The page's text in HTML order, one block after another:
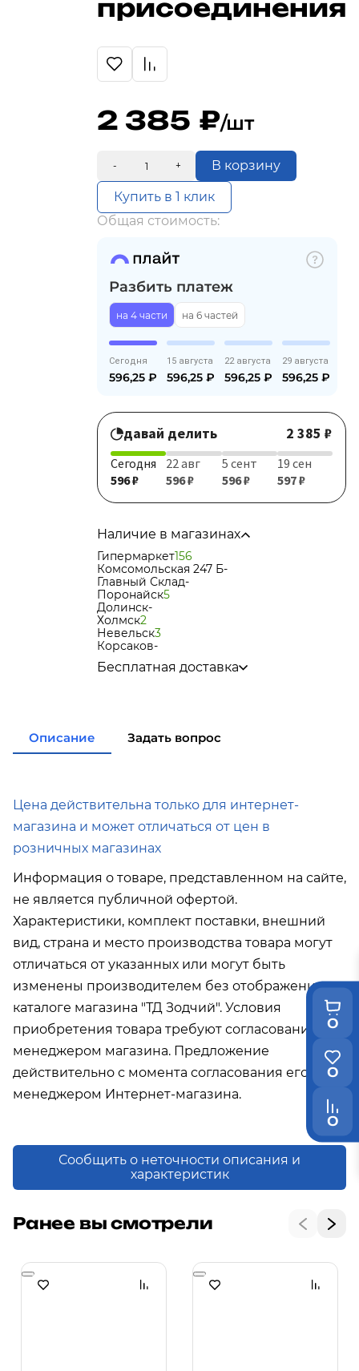
0
0
0
присоединения
2 385 /шт
- + В корзину
Купить в 1 клик
Общая стоимость:
Разбить платеж
на 4 части на 6 частей
Сегодня
596,25 ₽
15 августа
596,25 ₽
22 августа
596,25 ₽
29 августа
596,25 ₽
давай делить 2 385 ₽
Сегодня
596 ₽
22 авг
596 ₽
5 сент
596 ₽
19 сен
597 ₽
Наличие в магазинах
Гипермаркет156
Комсомольская 247 Б-
Главный Склад-
Поронайск5
Долинск-
Холмск2
Невельск3
Корсаков-
Бесплатная доставка
от 35 000р
в город Поронайск при покупке
Описание Задать вопрос
Цена действительна только для интернет-
магазина и может отличаться от цен в
розничных магазинах
Информация о товаре, представленном на сайте,
не является публичной офертой.
Характеристики, комплект поставки, внешний
вид, страна и место производства товара могут
отличаться от указанных или могут быть
изменены производителем без отображения в
каталоге магазина "ТД Зодчий". Условия
приобретения товара требуют согласования с
менеджером магазина. Предложение
действительно с момента согласования его с
менеджером Интернет-магазина.
Сообщить о неточности описания и
характеристик
Ранее вы смотрели